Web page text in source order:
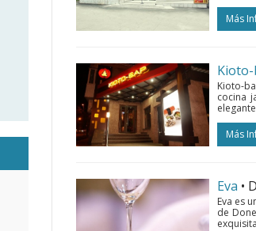
Más
Kioto-
cocina
Más
Eva •
Eva es
de